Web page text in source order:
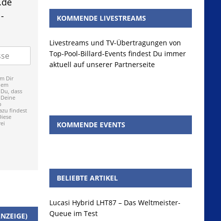
Dir
dass
findest
KOMMENDE LIVESTREAMS
Livestreams und TV-Übertragungen von
Top-Pool-Billard-Events findest Du immer
aktuell auf unserer Partnerseite
KOMMENDE EVENTS
BELIEBTE ARTIKEL
Lucasi Hybrid LHT87 – Das Weltmeister-
Queue im Test